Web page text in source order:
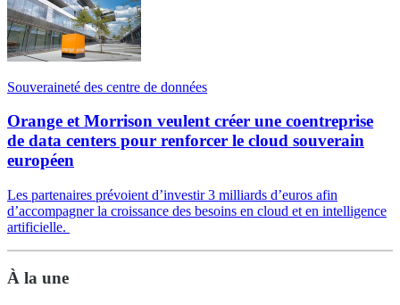
Souveraineté des centre de données
Orange et Morrison veulent créer une coentreprise
de data centers pour renforcer le cloud souverain
européen
Les partenaires prévoient d’investir 3 milliards d’euros afin
d’accompagner la croissance des besoins en cloud et en intelligence
artificielle.
À la une